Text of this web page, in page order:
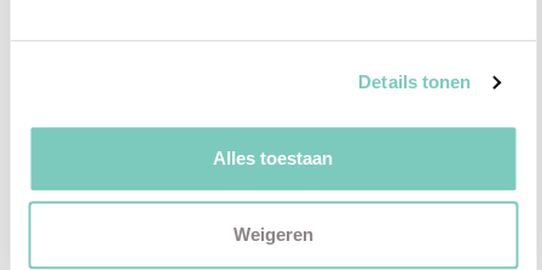
Details tonen
Alles toestaan
Weigeren